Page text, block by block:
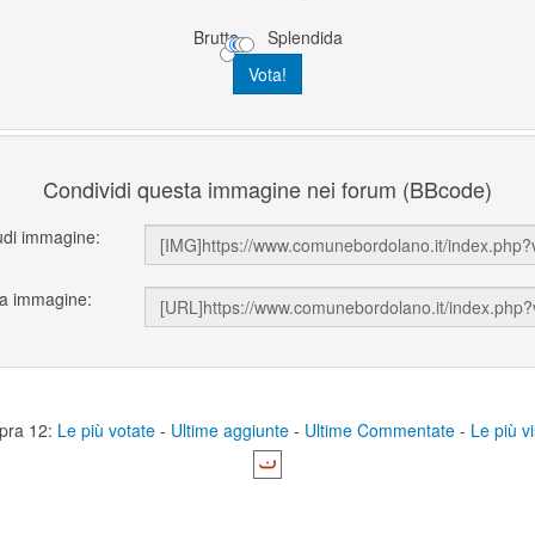
Brutta Splendida
Condividi questa immagine nei forum (BBcode)
immagine:
immagine:
12: Le più votate - Ultime aggiunte - Ultime Commentate - Le più